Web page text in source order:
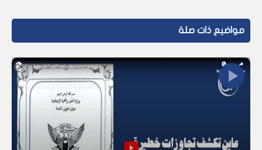
مواضيع ذات صلة